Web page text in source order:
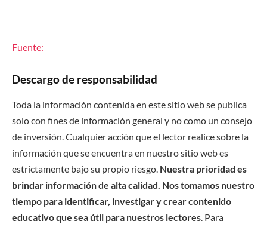
Fuente:
Descargo de responsabilidad
Toda la información contenida en este sitio web se publica
solo con fines de información general y no como un consejo
de inversión. Cualquier acción que el lector realice sobre la
información que se encuentra en nuestro sitio web es
estrictamente bajo su propio riesgo. Nuestra prioridad es
brindar información de alta calidad. Nos tomamos nuestro
tiempo para identificar, investigar y crear contenido
educativo que sea útil para nuestros lectores. Para